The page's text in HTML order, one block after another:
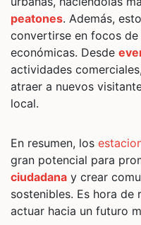
peatones. Además,
convertirse en focos de
económicas. Desde
actividades
atraer a nuevos
local.
En resumen, los
gran potencial para
ciudadana y crear
sostenibles. Es hora
actuar hacia un futuro